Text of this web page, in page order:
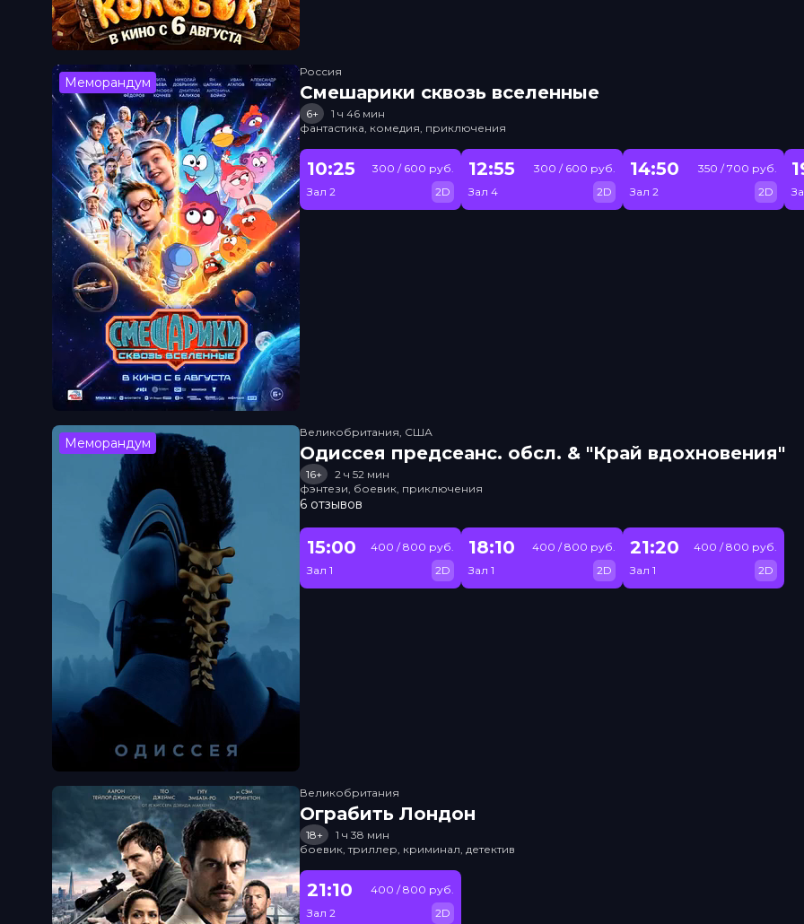
Меморандум
Россия
Смешарики сквозь вселенные
6+
1 ч 46 мин
фантастика, комедия, приключения
10:25
Зал 2
300 / 600 руб.
2D
12:55
Зал 4
300 / 600 руб.
2D
14:50
Зал 2
350 / 700 руб.
2D
Меморандум
Великобритания, США
Одиссея прeдсeанc. обсл. & "Край вдохновения"
16+
2 ч 52 мин
фэнтези, боевик, приключения
6 отзывов
15:00
Зал 1
400 / 800 руб.
2D
18:10
Зал 1
400 / 800 руб.
2D
21:20
Зал 1
400 / 800 руб.
2D
Великобритания
Ограбить Лондон
18+
1 ч 38 мин
боевик, триллер, криминал, детектив
21:10
Зал 2
400 / 800 руб.
2D